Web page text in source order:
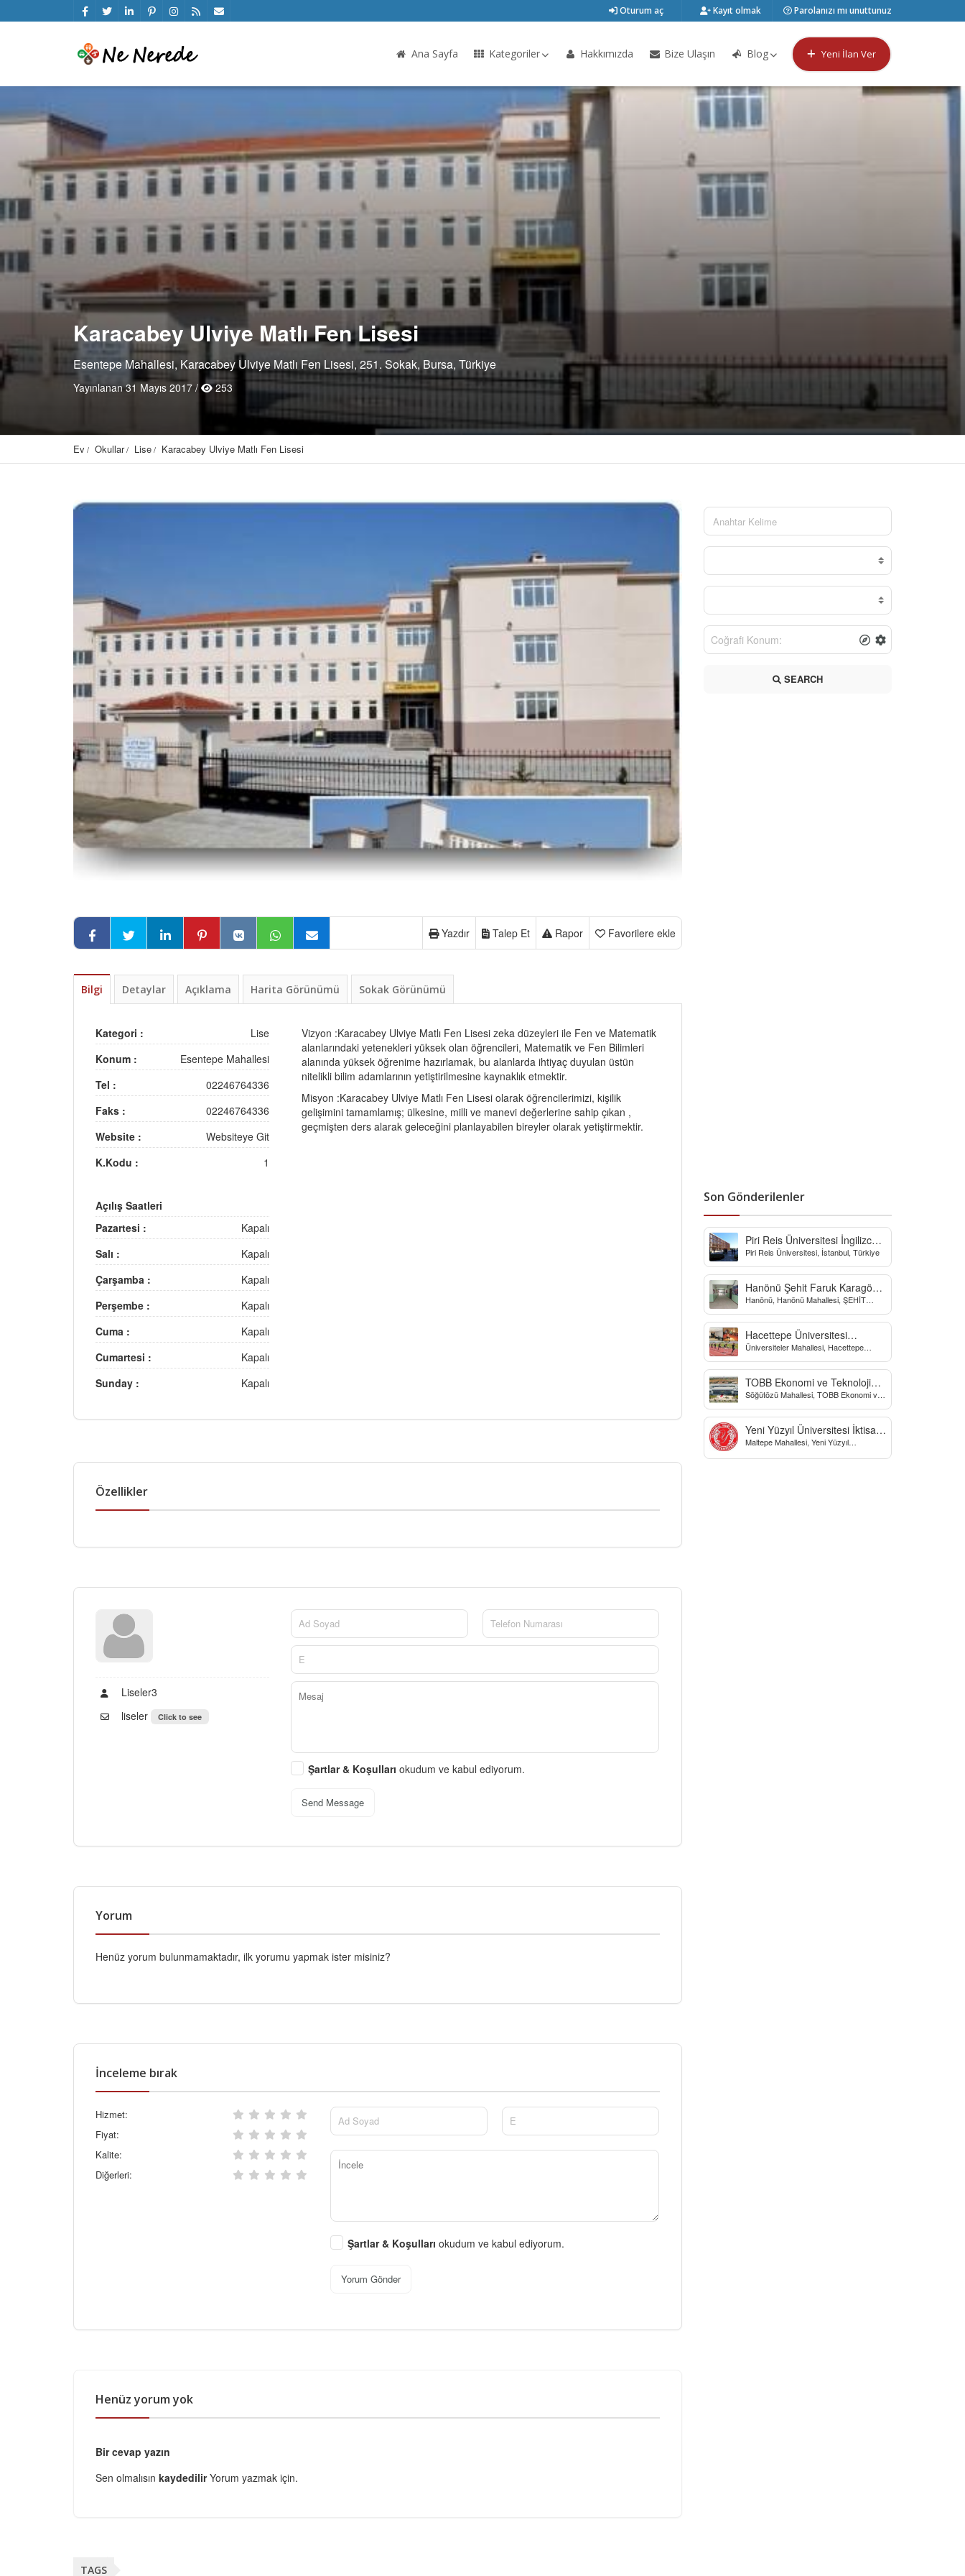
Oturum aç Kayıt olmak Parolanızı mı unuttunuz
Ana Sayfa Kategoriler Hakkımızda Bize Ulaşın Blog Yeni İlan Ver
Karacabey Ulviye Matlı Fen Lisesi
Esentepe Mahallesi, Karacabey Ulviye Matlı Fen Lisesi, 251. Sokak, Bursa, Türkiye
Yayınlanan 31 Mayıs 2017 / 253
Ev Okullar Lise Karacabey Ulviye Matlı Fen Lisesi
Favorilere ekle
Rapor
Talep Et
Yazdır
Bilgi Detaylar Açıklama Harita Görünümü Sokak Görünümü
Kategori :
Lise
Konum :
Esentepe Mahallesi
Tel :
02246764336
Faks :
02246764336
Website :
Websiteye Git
K.Kodu :
1
Açılış Saatleri
Pazartesi :
Kapalı
Salı :
Kapalı
Çarşamba :
Kapalı
Perşembe :
Kapalı
Cuma :
Kapalı
Cumartesi :
Kapalı
Sunday :
Kapalı
Vizyon :Karacabey Ulviye Matlı Fen Lisesi zeka düzeyleri ile Fen ve Matematik
alanlarındaki yetenekleri yüksek olan öğrencileri, Matematik ve Fen Bilimleri
alanında yüksek öğrenime hazırlamak, bu alanlarda ihtiyaç duyulan üstün
nitelikli bilim adamlarının yetiştirilmesine kaynaklık etmektir.
Misyon :Karacabey Ulviye Matlı Fen Lisesi olarak öğrencilerimizi, kişilik
gelişimini tamamlamış; ülkesine, milli ve manevi değerlerine sahip çıkan ,
geçmişten ders alarak geleceğini planlayabilen bireyler olarak yetiştirmektir.
Özellikler
Liseler3
liseler
Click to see
Şartlar & Koşulları okudum ve kabul ediyorum.
Send Message
Yorum
Henüz yorum bulunmamaktadır, ilk yorumu yapmak ister misiniz?
İnceleme bırak
Hizmet:
Fiyat:
Kalite:
Diğerleri:
Şartlar & Koşullarıokudum ve kabul ediyorum.
Yorum Gönder
Henüz yorum yok
Bir cevap yazın
Sen olmalısın kaydedilirYorum yazmak için.
TAGS
SEARCH
Son Gönderilenler
Piri Reis Üniversitesi İngilizce
Hazırlık Bölümü
Piri Reis Üniversitesi, İstanbul, Türkiye
Hanönü Şehit Faruk Karagöz
Yatılı Bölge Ortaokulu
Hanönü, Hanönü Mahallesi, ŞEHİT
Sokak, Kastamonu, Türkiye
Hacettepe Üniversitesi
Biyomekanik Laboratuvarı
Üniversiteler Mahallesi, Hacettepe
Yo, Çankaya/Ankara, Türkiye
TOBB Ekonomi ve Teknoloji
Üniversitesi
Söğütözü Mahallesi, TOBB Ekonomi ve
Caddesi, Ankara, Türkiye
Yeni Yüzyıl Üniversitesi İktisadi
ve İdari Bilimler Fakültesi
Maltepe Mahallesi, Yeni Yüzyıl